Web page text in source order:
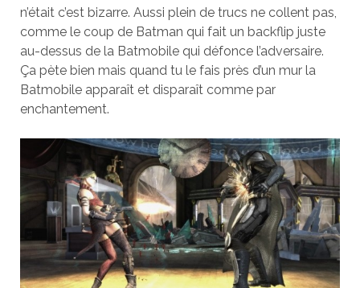
n’était c’est bizarre. Aussi plein de trucs ne collent pas,
comme le coup de Batman qui fait un backflip juste
au-dessus de la Batmobile qui défonce l’adversaire.
Ça pète bien mais quand tu le fais près d’un mur la
Batmobile apparaît et disparaît comme par
enchantement.